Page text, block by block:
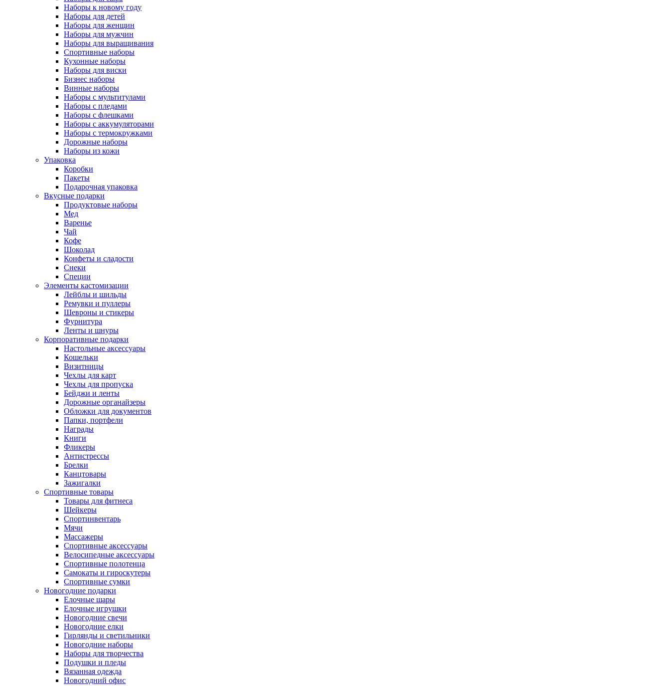
Наборы к новому году
Наборы для детей
Наборы для женщин
Наборы для мужчин
Наборы для выращивания
Спортивные наборы
Кухонные наборы
Наборы для виски
Бизнес наборы
Винные наборы
Наборы с мультитулами
Наборы с пледами
Наборы с флешками
Наборы с аккумуляторами
Наборы с термокружками
Дорожные наборы
Наборы из кожи
Упаковка
Коробки
Пакеты
Подарочная упаковка
Вкусные подарки
Продуктовые наборы
Мед
Варенье
Чай
Кофе
Шоколад
Конфеты и сладости
Снеки
Специи
Элементы кастомизации
Лейблы и шильды
Ремувки и пуллеры
Шевроны и стикеры
Фурнитура
Ленты и шнуры
Корпоративные подарки
Настольные аксессуары
Кошельки
Визитницы
Чехлы для карт
Чехлы для пропуска
Бейджи и ленты
Дорожные органайзеры
Обложки для документов
Папки, портфели
Награды
Книги
Фликеры
Антистрессы
Брелки
Канцтовары
Зажигалки
Спортивные товары
Товары для фитнеса
Шейкеры
Спортинвентарь
Мячи
Массажеры
Спортивные аксессуары
Велосипедные аксессуары
Спортивные полотенца
Самокаты и гироскутеры
Спортивные сумки
Новогодние подарки
Елочные шары
Елочные игрушки
Новогодние свечи
Новогодние елки
Гирлянды и светильники
Новогодние наборы
Наборы для творчества
Подушки и пледы
Вязанная одежда
Новогодний офис